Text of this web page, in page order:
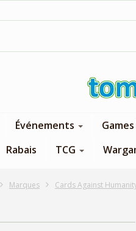
Événements
Rabais TCG
Marques Cards Against